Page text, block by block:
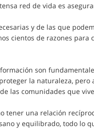
red de vida es
y de las que
cientos de razones para
son
la naturaleza,
las comunidades que
tener una relación
y equilibrado, todo lo